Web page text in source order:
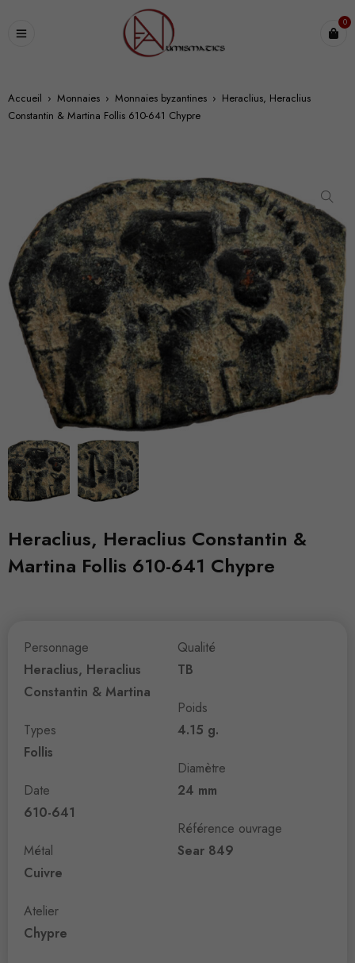
0
Accueil › Monnaies › Monnaies byzantines › Heraclius, Heraclius
Constantin & Martina Follis 610-641 Chypre
Heraclius, Heraclius Constantin &
Martina Follis 610-641 Chypre
Personnage
Heraclius, Heraclius
Constantin & Martina
Types
Follis
Date
610-641
Métal
Cuivre
Atelier
Chypre
Qualité
TB
Poids
4.15 g.
Diamètre
24 mm
Référence ouvrage
Sear 849